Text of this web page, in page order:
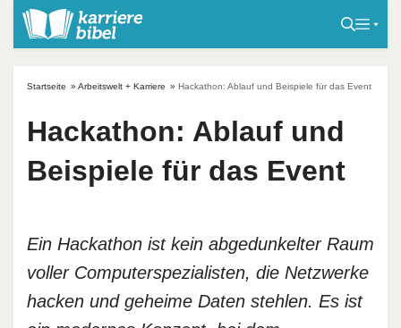
Startseite » Arbeitswelt + Karriere » Hackathon: Ablauf und Beispiele für das Event
Hackathon: Ablauf und
Beispiele für das Event
Ein Hackathon ist kein abgedunkelter Raum
voller Computerspezialisten, die Netzwerke
hacken und geheime Daten stehlen. Es ist